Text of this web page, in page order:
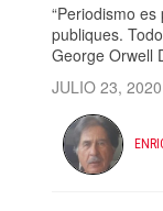
“Periodismo
publiques.
George Orwell
JULIO 23, 2020